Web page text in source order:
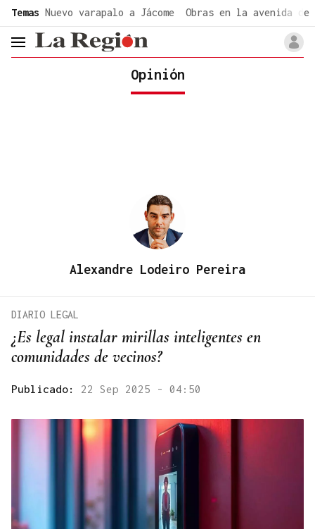
Temas Nuevo varapalo a Jácome Obras en la avenida de
header.menu.open
Opinión
Alexandre Lodeiro Pereira
¿Es legal instalar mirillas inteligentes en
comunidades de vecinos?
DIARIO LEGAL
Publicado: 22 Sep 2025 - 04:50